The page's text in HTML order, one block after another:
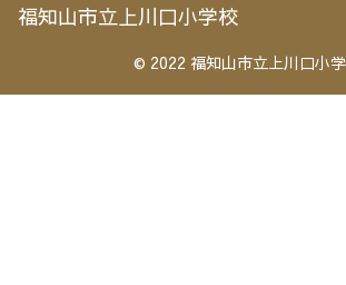
福知山市立上川口小学校
© 2022 福知山市立上川口小